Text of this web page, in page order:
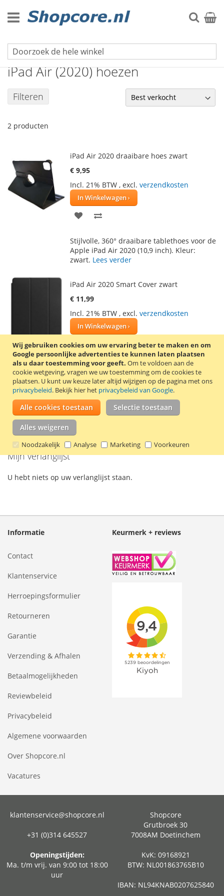
Wij gebruiken cookies om uw ervaring beter te maken en om
Google persoonlijke advertenties te kunnen laten plaatsen
als u daar toestemming voor geeft. Om te voldoen aan de
cookie wetgeving, vragen we uw toestemming om de cookies te
plaatsen. U kunt uw keuze later altijd wijzigen op de pagina met ons
privacybeleid. Bekijk hier het privacybeleid van Google.
Alle cookies toestaan Selectie toestaan
Alles weigeren
Noodzakelijk Analyse Marketing Voorkeuren
naar
de
Zoek
iPad hoezen
iPad Air (2020) hoezen
Filteren
2 producten
iPad Air 2020 draaibare hoes zwart
€ 9,95
Incl. 21% BTW , excl. verzendkosten
In Winkelwagen
VOEG
AAN TE
Stijlvolle, 360° draaibare tablethoes voor de
Apple iPad Air 2020 (10,9 inch). Kleur:
zwart. Lees verder
iPad Air 2020 Smart Cover zwart
€ 11,99
Incl. 21% BTW , excl. verzendkosten
In Winkelwagen
VOEG
TOE
AAN
VERLANGLIJST
TOEVOEGEN
OM
TE
VERGELIJKEN
Zwarte Smart Cover voor de Apple iPad Air
2020 (10,9 inch). De hoes heeft twee
vouwlijnen, zodat de hoes omgevouwen
kan worden tot een standaard.Lees verder
Mijn verlanglijst
U hebt niets op uw verlanglijst staan.
Informatie
Contact
Klantenservice
Herroepingsformulier
Retourneren
Garantie
Verzending & Afhalen
Betaalmogelijkheden
Reviewbeleid
Privacybeleid
Algemene voorwaarden
Over Shopcore.nl
Vacatures
Keurmerk + reviews
klantenservice@shopcore.nl
+31 (0)314 645527
Openingstijden:
Ma. t/m vrij. van 9:00 tot 18:00
uur
Shopcore
Grutbroek 30
7008AM Doetinchem
KvK: 09168921
BTW: NL001863765B10
IBAN: NL94KNAB0207625840